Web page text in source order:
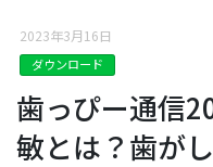
2023年3月16日
ダウンロード
歯っぴー通信
敏とは？歯が